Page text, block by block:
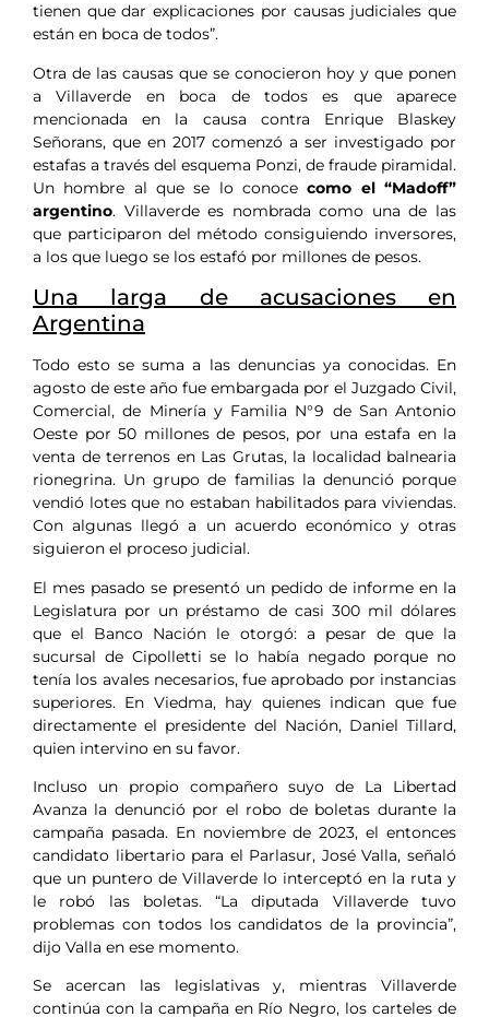
tienen que dar explicaciones por causas judiciales que
están en boca de todos”.
Otra de las causas que se conocieron hoy y que ponen
a Villaverde en boca de todos es que aparece
mencionada en la causa contra Enrique Blaskey
Señorans, que en 2017 comenzó a ser investigado por
estafas a través del esquema Ponzi, de fraude piramidal.
Un hombre al que se lo conocecomo el “Madoff”
argentino. Villaverde es nombrada como una de las
que participaron del método consiguiendo inversores,
a los que luego se los estafó por millones de pesos.
Una larga de acusaciones en
Argentina
Todo esto se suma a las denuncias ya conocidas. En
agosto de este año fue embargada por el Juzgado Civil,
Comercial, de Minería y Familia N°9 de San Antonio
Oeste por 50 millones de pesos, por una estafa en la
venta de terrenos en Las Grutas, la localidad balnearia
rionegrina. Un grupo de familias la denunció porque
vendió lotes que no estaban habilitados para viviendas.
Con algunas llegó a un acuerdo económico y otras
siguieron el proceso judicial.
El mes pasado se presentó un pedido de informe en la
Legislatura por un préstamo de casi 300 mil dólares
que el Banco Nación le otorgó: a pesar de que la
sucursal de Cipolletti se lo había negado porque no
tenía los avales necesarios, fue aprobado por instancias
superiores. En Viedma, hay quienes indican que fue
directamente el presidente del Nación, Daniel Tillard,
quien intervino en su favor.
Incluso un propio compañero suyo de La Libertad
Avanza la denunció por el robo de boletas durante la
campaña pasada. En noviembre de 2023, el entonces
candidato libertario para el Parlasur, José Valla, señaló
que un puntero de Villaverde lo interceptó en la ruta y
le robó las boletas. “La diputada Villaverde tuvo
problemas con todos los candidatos de la provincia”,
dijo Valla en ese momento.
Se acercan las legislativas y, mientras Villaverde
continúa con la campaña en Río Negro, los carteles de